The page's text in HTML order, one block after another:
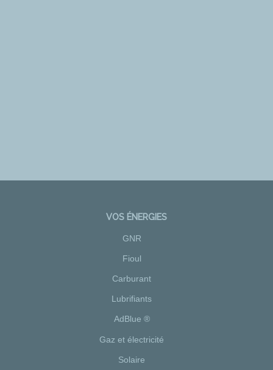
VOS ÉNERGIES
GNR
Fioul
Carburant
Lubrifiants
AdBlue ®
Gaz et électricité
Solaire